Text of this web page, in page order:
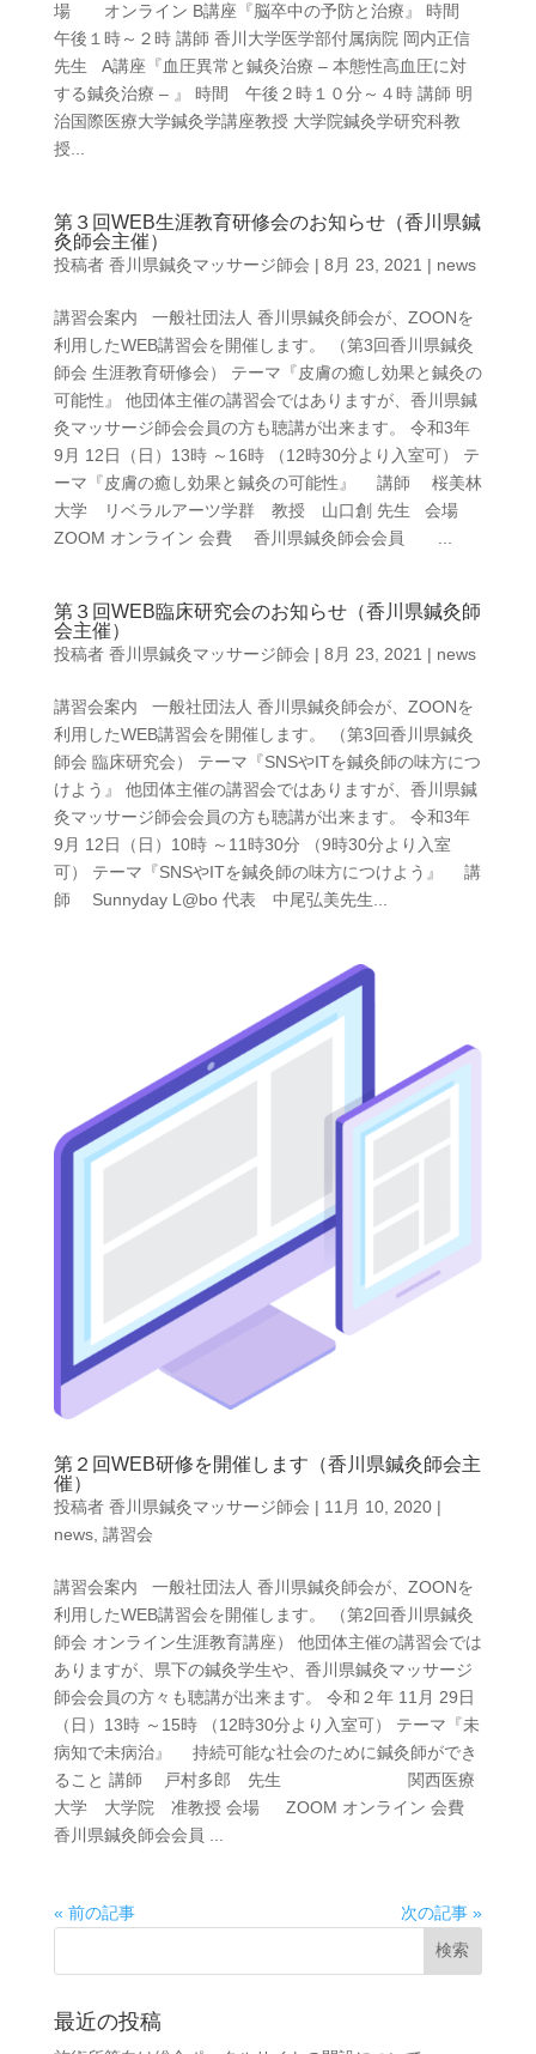
場 オンライン B講座『脳卒中の予防と治療』 時間
午後１時～２時 講師 香川大学医学部付属病院 岡内正信
先生 A講座『血圧異常と鍼灸治療 – 本態性高血圧に対
する鍼灸治療 – 』 時間 午後２時１０分～４時 講師 明
治国際医療大学鍼灸学講座教授 大学院鍼灸学研究科教
授...
第３回WEB生涯教育研修会のお知らせ（香川県鍼
灸師会主催）
投稿者 香川県鍼灸マッサージ師会 | 8月 23, 2021 | news
講習会案内 一般社団法人 香川県鍼灸師会が、ZOONを
利用したWEB講習会を開催します。 （第3回香川県鍼灸
師会 生涯教育研修会） テーマ『皮膚の癒し効果と鍼灸の
可能性』 他団体主催の講習会ではありますが、香川県鍼
灸マッサージ師会会員の方も聴講が出来ます。 令和3年
9月 12日（日）13時 ～16時 （12時30分より入室可） テ
ーマ『皮膚の癒し効果と鍼灸の可能性』 講師 桜美林
大学 リベラルアーツ学群 教授 山口創 先生 会場
ZOOM オンライン 会費 香川県鍼灸師会会員 ...
第３回WEB臨床研究会のお知らせ（香川県鍼灸師
会主催）
投稿者 香川県鍼灸マッサージ師会 | 8月 23, 2021 | news
講習会案内 一般社団法人 香川県鍼灸師会が、ZOONを
利用したWEB講習会を開催します。 （第3回香川県鍼灸
師会 臨床研究会） テーマ『SNSやITを鍼灸師の味方につ
けよう』 他団体主催の講習会ではありますが、香川県鍼
灸マッサージ師会会員の方も聴講が出来ます。 令和3年
9月 12日（日）10時 ～11時30分 （9時30分より入室
可） テーマ『SNSやITを鍼灸師の味方につけよう』 講
師 Sunnyday L@bo 代表 中尾弘美先生...
第２回WEB研修を開催します（香川県鍼灸師会主
催）
投稿者 香川県鍼灸マッサージ師会 | 11月 10, 2020|
news, 講習会
講習会案内 一般社団法人 香川県鍼灸師会が、ZOONを
利用したWEB講習会を開催します。 （第2回香川県鍼灸
師会 オンライン生涯教育講座） 他団体主催の講習会では
ありますが、県下の鍼灸学生や、香川県鍼灸マッサージ
師会会員の方々も聴講が出来ます。 令和２年 11月 29日
（日）13時 ～15時 （12時30分より入室可） テーマ『未
病知で未病治』 持続可能な社会のために鍼灸師ができ
ること 講師 戸村多郎 先生 関西医療
大学 大学院 准教授 会場 ZOOM オンライン 会費
香川県鍼灸師会会員 ...
« 前の記事 次の記事 »
最近の投稿